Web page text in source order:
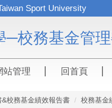
─校務基金管
站管理 回首頁
校務基金績效報告書 校務基金